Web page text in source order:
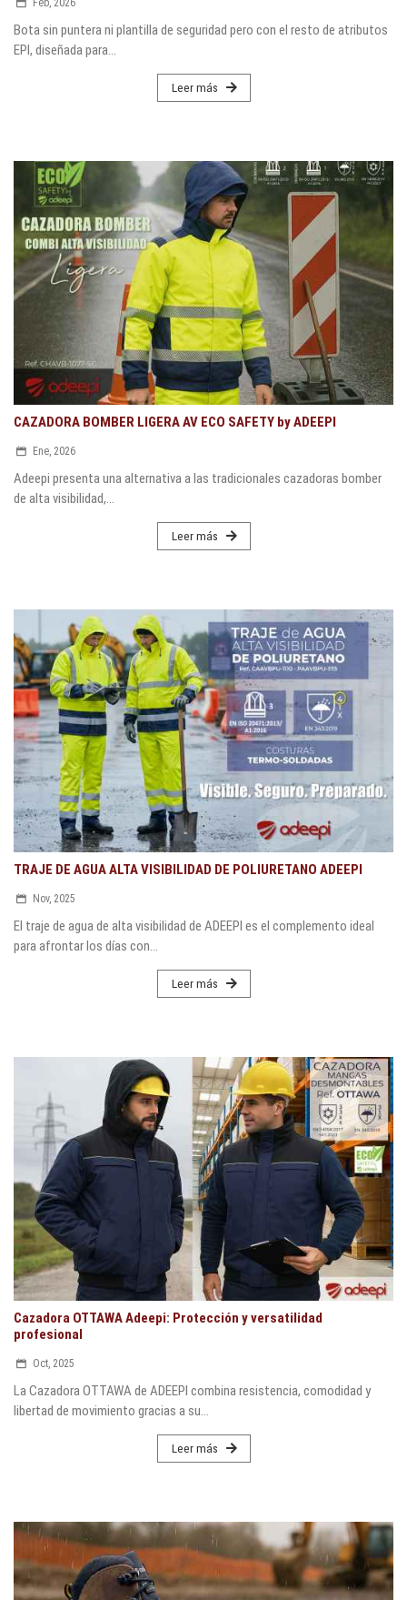
Feb, 2026
Bota sin puntera ni plantilla de seguridad pero con el resto de atributos
EPI, diseñada para...
Leer más
CAZADORA BOMBER LIGERA AV ECO SAFETY by ADEEPI
Ene, 2026
Adeepi presenta una alternativa a las tradicionales cazadoras bomber
de alta visibilidad,...
Leer más
TRAJE DE AGUA ALTA VISIBILIDAD DE POLIURETANO ADEEPI
Nov, 2025
El traje de agua de alta visibilidad de ADEEPI es el complemento ideal
para afrontar los días con...
Leer más
Cazadora OTTAWA Adeepi: Protección y versatilidad
profesional
Oct, 2025
La Cazadora OTTAWA de ADEEPI combina resistencia, comodidad y
libertad de movimiento gracias a su...
Leer más